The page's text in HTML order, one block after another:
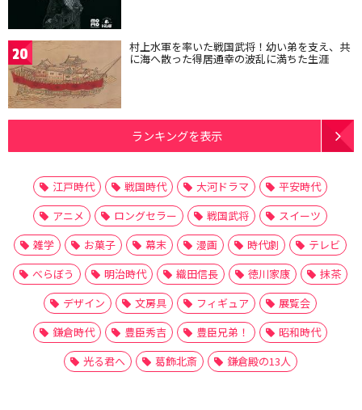
20 村上水軍を率いた戦国武将！幼い弟を支え、共
に海へ散った得居通幸の波乱に満ちた生涯
ランキングを表示
江戸時代 戦国時代 大河ドラマ
平安時代
アニメ
ロングセラー 戦国武将
スイーツ
雑学
お菓子 幕末 漫画 時代劇
テレビ
べらぼう
明治時代 織田信長 徳川家康
抹茶
デザイン
文房具 フィギュア
展覧会
鎌倉時代
豊臣秀吉 豊臣兄弟！
昭和時代
光る君へ
葛飾北斎 鎌倉殿の13人